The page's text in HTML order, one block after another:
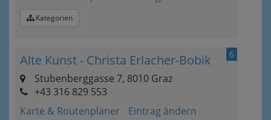
Kategorien
6
Alte Kunst - Christa Erlacher-Bobik
Stubenberggasse 7, 8010 Graz
+43 316 829 553
Karte & Routenplaner
Eintrag ändern